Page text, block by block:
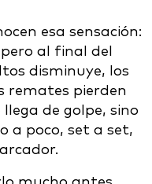
esa sensación:
al final del
disminuye, los
remates pierden
de golpe, sino
a poco, set a set,